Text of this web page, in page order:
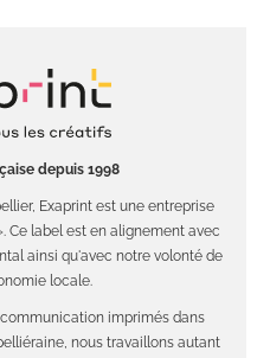
depuis 1998
Exaprint est une entreprise
Ce label est en alignement avec
ainsi qu'avec notre volonté de
locale.
imprimés dans
nous travaillons autant